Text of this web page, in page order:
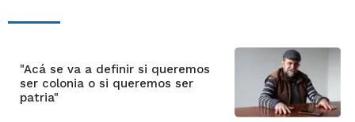
"Acá se va a definir si queremos
ser colonia o si queremos ser
patria"